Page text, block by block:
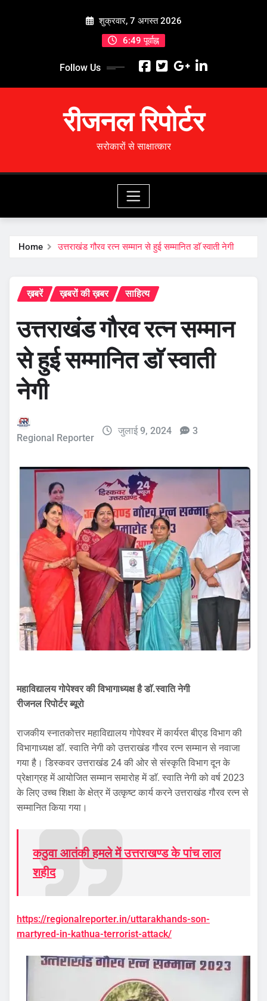
शुक्रवार, 7 अगस्त 2026
6:49 पूर्वाह्न
Follow Us
रीजनल रिपोर्टर
सरोकारों से साक्षात्कार
Home उत्तराखंड गौरव रत्न सम्मान से हुई सम्मानित डाॅ स्वाती नेगी
ख़बरें ख़बरों की ख़बर साहित्य
उत्तराखंड गौरव रत्न सम्मान
से हुई सम्मानित डाॅ स्वाती
नेगी
Regional Reporter
जुलाई 9, 2024 3
महाविद्यालय गोपेश्वर की विभागाध्यक्ष है डाॅ.स्वाति नेगी
रीजनल रिपोर्टर ब्यूरो
राजकीय स्नातकोत्तर महाविद्यालय गोपेश्वर में कार्यरत बीएड विभाग की
विभागाध्यक्ष डॉ. स्वाति नेगी को उत्तराखंड गौरव रत्न सम्मान से नवाजा
गया है। डिस्कवर उत्तराखंड 24 की ओर से संस्कृति विभाग दून के
प्रेक्षाग्रह में आयोजित सम्मान समारोह में डाॅ. स्वाति नेगी को वर्ष 2023
के लिए उच्च शिक्षा के क्षेत्र में उत्कृष्ट कार्य करने उत्तराखंड गौरव रत्न से
सम्मानित किया गया।
कठुवा आतंकी हमले में उत्तराखण्ड के पांच लाल
शहीद
https://regionalreporter.in/uttarakhands-son-
martyred-in-kathua-terrorist-attack/